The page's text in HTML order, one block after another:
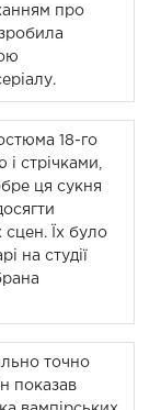
про
18-го
стрічками,
ця сукня
Їх було
на студії
точно
показав